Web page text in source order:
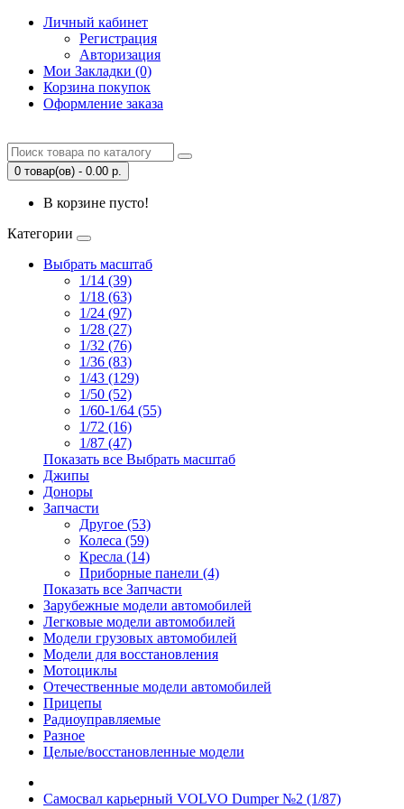
Личный кабинет
Регистрация
Авторизация
Мои Закладки (0)
Корзина покупок
Оформление заказа
0 товар(ов) - 0.00 р.
В корзине пусто!
Категории
Выбрать масштаб
1/14 (39)
1/18 (63)
1/24 (97)
1/28 (27)
1/32 (76)
1/36 (83)
1/43 (129)
1/50 (52)
1/60-1/64 (55)
1/72 (16)
1/87 (47)
Показать все Выбрать масштаб
Джипы
Доноры
Запчасти
Другое (53)
Колеса (59)
Кресла (14)
Приборные панели (4)
Показать все Запчасти
Зарубежные модели автомобилей
Легковые модели автомобилей
Модели грузовых автомобилей
Модели для восстановления
Мотоциклы
Отечественные модели автомобилей
Прицепы
Радиоуправляемые
Разное
Целые/восстановленные модели
Самосвал карьерный VOLVO Dumper №2 (1/87)